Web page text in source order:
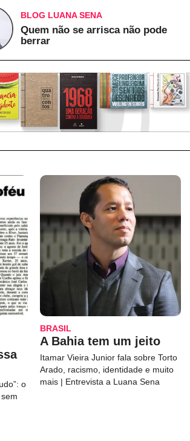
BLOG LUANA SENA
Quem não se arrisca não pode
berrar
o
BRASIL
A Bahia tem um jeito
Itamar Vieira Junior fala sobre Torto
Arado, racismo, identidade e muito
mais | Entrevista a Luana Sena